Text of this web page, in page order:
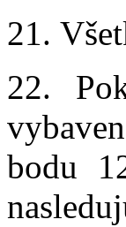
21.
22.
bodu